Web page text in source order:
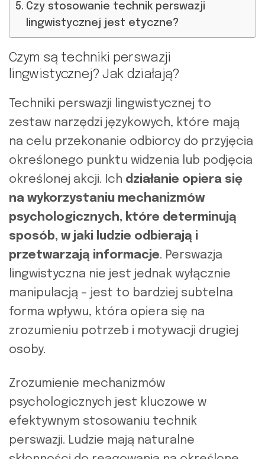
Czy stosowanie technik perswazji
lingwistycznej jest etyczne?
Czym są techniki perswazji
lingwistycznej? Jak działają?
Techniki perswazji lingwistycznej to
zestaw narzędzi językowych, które mają
na celu przekonanie odbiorcy do przyjęcia
określonego punktu widzenia lub podjęcia
określonej akcji. Ich działanie opiera się
na wykorzystaniu mechanizmów
psychologicznych, które determinują
sposób, w jaki ludzie odbierają i
przetwarzają informacje. Perswazja
lingwistyczna nie jest jednak wyłącznie
manipulacją – jest to bardziej subtelna
forma wpływu, która opiera się na
zrozumieniu potrzeb i motywacji drugiej
osoby.
Zrozumienie mechanizmów
psychologicznych jest kluczowe w
efektywnym stosowaniu technik
perswazji. Ludzie mają naturalne